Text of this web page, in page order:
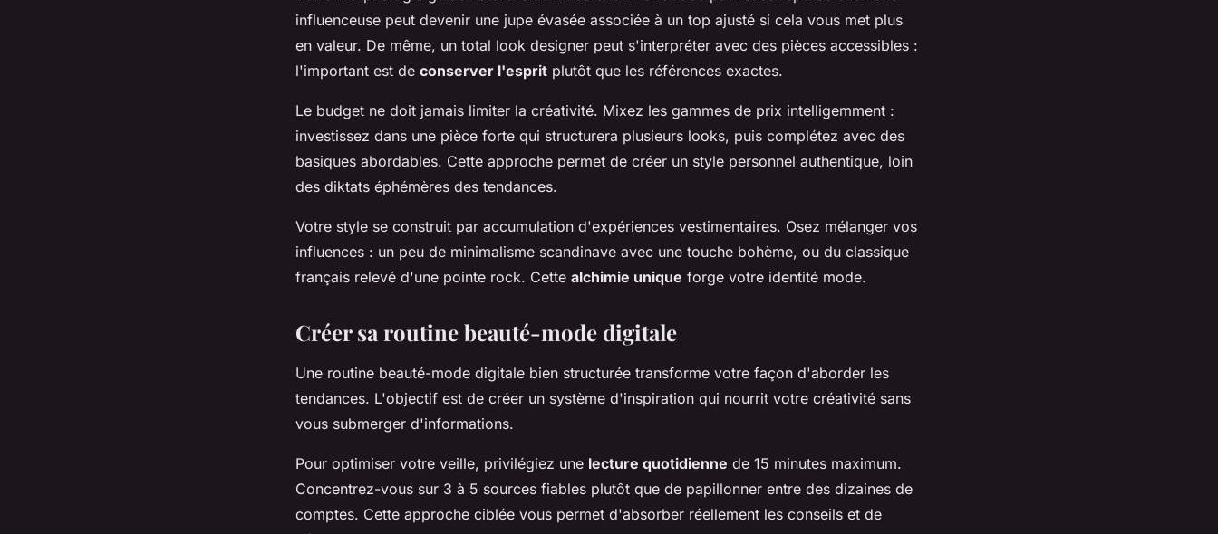
influenceuse peut devenir une jupe évasée associée à un top ajusté si cela vous met plus
en valeur. De même, un total look designer peut s'interpréter avec des pièces accessibles :
l'important est de conserver l'esprit plutôt que les références exactes.
Le budget ne doit jamais limiter la créativité. Mixez les gammes de prix intelligemment :
investissez dans une pièce forte qui structurera plusieurs looks, puis complétez avec des
basiques abordables. Cette approche permet de créer un style personnel authentique, loin
des diktats éphémères des tendances.
Votre style se construit par accumulation d'expériences vestimentaires. Osez mélanger vos
influences : un peu de minimalisme scandinave avec une touche bohème, ou du classique
français relevé d'une pointe rock. Cette alchimie unique forge votre identité mode.
Créer sa routine beauté-mode digitale
Une routine beauté-mode digitale bien structurée transforme votre façon d'aborder les
tendances. L'objectif est de créer un système d'inspiration qui nourrit votre créativité sans
vous submerger d'informations.
Pour optimiser votre veille, privilégiez une lecture quotidienne de 15 minutes maximum.
Concentrez-vous sur 3 à 5 sources fiables plutôt que de papillonner entre des dizaines de
comptes. Cette approche ciblée vous permet d'absorber réellement les conseils et de